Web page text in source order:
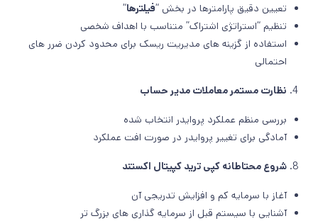
تعیین دقیق پارامترها در بخش “فیلترها“
تنظیم “استراتژی اشتراک” متناسب با اهداف شخصی
استفاده از گزینه های مدیریت ریسک برای محدود کردن ضرر های
احتمالی
نظارت مستمر معاملات مدیر حساب
بررسی منظم عملکرد پروایدر انتخاب شده
آمادگی برای تغییر پروایدر در صورت افت عملکرد
شروع محتاطانه کپی ترید کپیتال اکستند
آغاز با سرمایه کم و افزایش تدریجی آن
آشنایی با سیستم قبل از سرمایه گذاری های بزرگ تر